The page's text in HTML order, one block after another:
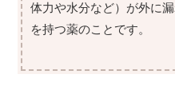
体力や水分など）が外に
を持つ薬のことです。